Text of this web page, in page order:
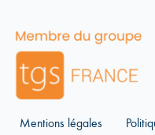
Mentions légales